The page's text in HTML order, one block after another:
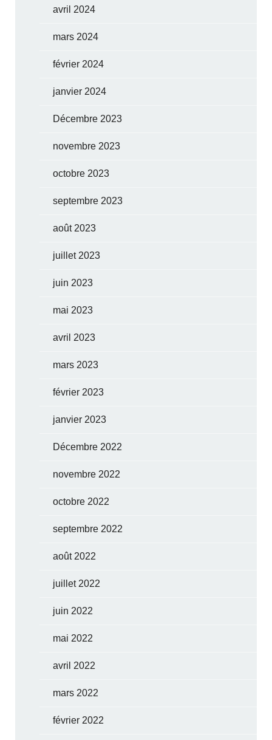
avril 2024
mars 2024
février 2024
janvier 2024
Décembre 2023
novembre 2023
octobre 2023
septembre 2023
août 2023
juillet 2023
juin 2023
mai 2023
avril 2023
mars 2023
février 2023
janvier 2023
Décembre 2022
novembre 2022
octobre 2022
septembre 2022
août 2022
juillet 2022
juin 2022
mai 2022
avril 2022
mars 2022
février 2022